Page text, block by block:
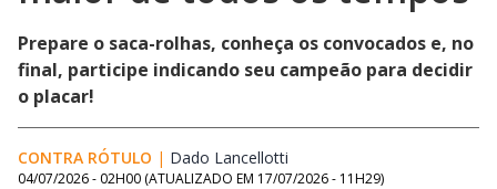
Prepare o saca-rolhas, conheça os convocados e, no
final, participe indicando seu campeão para decidir
o placar!
CONTRA RÓTULO | Dado Lancellotti
04/07/2026 - 02H00 (ATUALIZADO EM 17/07/2026 - 11H29)